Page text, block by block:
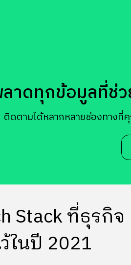
าดทุกข้อมูลที่ช่
ติดตามได้หลากหลายช่องทาง
Stack ที่ธุรกิ
ในปี 2021